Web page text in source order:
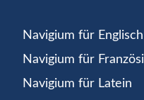
Navigium für Englisch
Navigium für
Navigium für Latein